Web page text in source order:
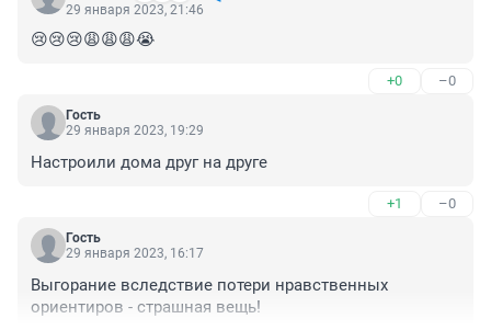
29 января 2023, 21:46
😢😢😢😩😩😩😭
+0 –0
Гость
29 января 2023, 19:29
Настроили дома друг на друге
+1 –0
Гость
29 января 2023, 16:17
Выгорание вследствие потери нравственных
ориентиров - страшная вещь!